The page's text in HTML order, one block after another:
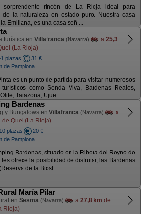
sorprendente rincón de La Rioja ideal para
de la naturaleza en estado puro. Nuestra casa
Emiliana, es una casa señ ...
turística en Villafranca (Navarra) a 25,3
(La Rioja)
plazas
31 €
de Pamplona
es un punto de partida para visitar numerosos
turísticos como Senda Viva, Bardenas Reales,
Tarazona, Ujue... ...
Bardenas
y Bungalows en Villafranca (Navarra)
a
de Quel (La Rioja)
plazas
20 €
de Pamplona
Bardenas, situado en la Ribera del Reyno de
les ofrece la posibilidad de disfrutar, las Bardenas
de la Biosf ...
María Pilar
en Sesma (Navarra) a 27,8 km de
Rioja)